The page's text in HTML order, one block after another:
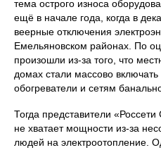
тема острого износа
ещё в начале года, когда в
веерные отключения
Емельяновском районах. По
произошли из-за того, что
домах стали массово включать
обогреватели и сетям
Тогда представители
не хватает мощности из-за
людей на электроотопление.